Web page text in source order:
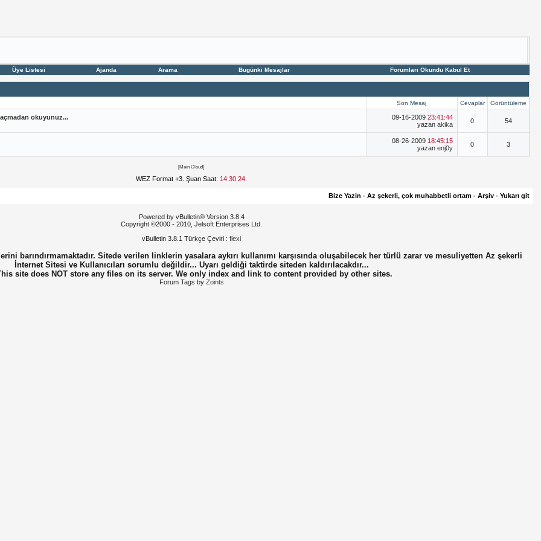
Üye Listesi Ajanda Arama Bugünki Mesajlar Forumları Okundu Kabul Et
Son Mesaj Cevaplar Görüntüleme
açmadan okuyunuz... 09-16-2009 23:41:44
yazan akika 0 54
08-26-2009 18:45:15
yazan enj0y 0 3
[Main Cloud]
WEZ Format +3. Şuan Saat: 14:30:24.
Bize Yazin - Az şekerli, çok muhabbetli ortam - Arşiv - Yukarı git
Powered by vBulletin® Version 3.8.4
Copyright ©2000 - 2010, Jelsoft Enterprises Ltd.
vBulletin 3.8.1 Türkçe Çeviri : flexi
barındırmamaktadır. Sitede verilen linklerin yasalara aykırı kullanımı karşısında oluşabilecek her türlü zarar ve mesuliyetten Az şekerli
İnternet Sitesi ve Kullanıcıları sorumlu değildir... Uyarı geldiği taktirde siteden kaldırılacakdır...
site does NOT store any files on its server. We only index and link to content provided by other sites.
Forum Tags by Zoints